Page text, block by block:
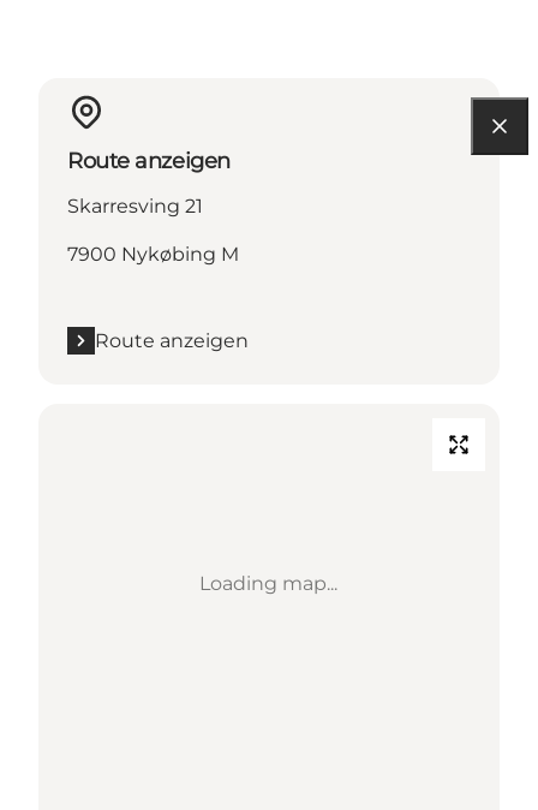
Route anzeigen
Skarresving 21
7900 Nykøbing M
Route anzeigen
Loading map...